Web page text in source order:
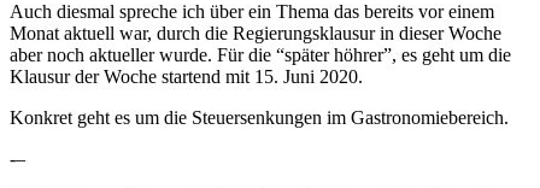
Auch diesmal spreche ich über ein Thema das bereits vor einem
Monat aktuell war, durch die Regierungsklausur in dieser Woche
aber noch aktueller wurde. Für die “später höhrer”, es geht um die
Klausur der Woche startend mit 15. Juni 2020.
Konkret geht es um die Steuersenkungen im Gastronomiebereich.
-–